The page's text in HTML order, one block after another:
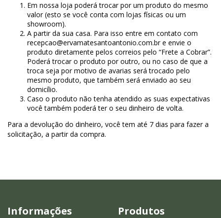
Em nossa loja poderá trocar por um produto do mesmo
valor (esto se você conta com lojas físicas ou um
showroom).
A partir da sua casa. Para isso entre em contato com
recepcao@ervamatesantoantonio.com.bre envie o
produto diretamente pelos correios pelo “Frete a Cobrar”.
Poderá trocar o produto por outro, ou no caso de que a
troca seja por motivo de avarias será trocado pelo
mesmo produto, que também será enviado ao seu
domicílio.
Caso o produto não tenha atendido as suas expectativas
você também poderá ter o seu dinheiro de volta.
Para a devolução do dinheiro, você tem até 7 dias para fazer a
solicitação, a partir da compra.
Informações Produtos